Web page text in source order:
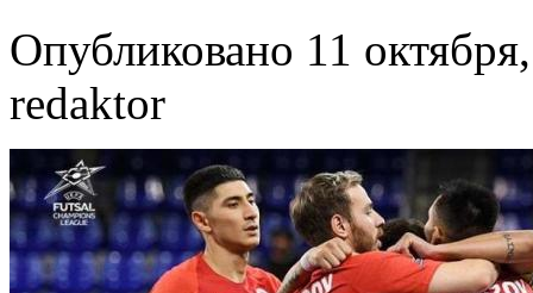
Опубликовано 11
redaktor